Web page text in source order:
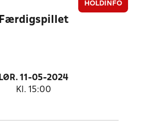
HOLDINFO
Færdigspillet
LØR. 11-05-2024
Kl. 15:00